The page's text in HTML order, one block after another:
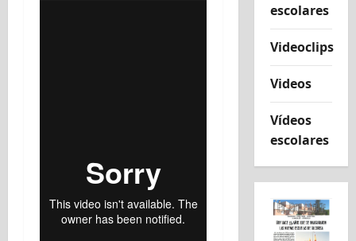
escolares
Videoclips
Videos
Vídeos
escolares